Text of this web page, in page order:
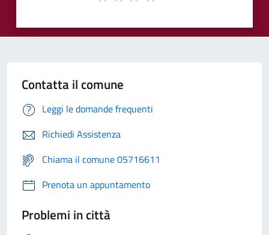
Contatta il comune
Leggi le domande frequenti
Richiedi Assistenza
Chiama il comune 05716611
Prenota un appuntamento
Problemi in città